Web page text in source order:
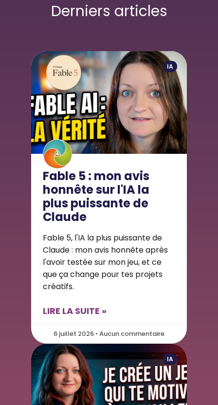
Derniers articles
IA
Fable 5 : mon avis
honnête sur l'IA la
plus puissante de
Claude
Fable 5, l'IA la plus puissante de
Claude : mon avis honnête après
l'avoir testée sur mon jeu, et ce
que ça change pour tes projets
créatifs.
LIRE LA SUITE »
6 juillet 2026 • Aucun commentaire
IA